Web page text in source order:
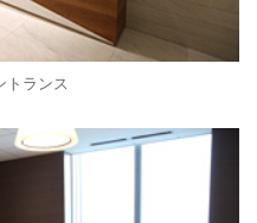
トランス